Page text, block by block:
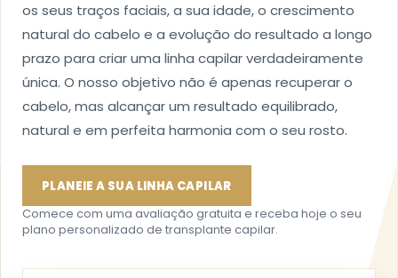
os seus traços faciais, a sua idade, o crescimento
natural do cabelo e a evolução do resultado a longo
prazo para criar uma linha capilar verdadeiramente
única. O nosso objetivo não é apenas recuperar o
cabelo, mas alcançar um resultado equilibrado,
natural e em perfeita harmonia com o seu rosto.
PLANEIE A SUA LINHA CAPILAR
Comece com uma avaliação gratuita e receba hoje o seu
plano personalizado de transplante capilar.